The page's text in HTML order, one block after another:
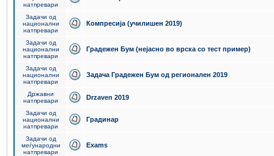
натпревари
Задачи од
национални
натпревари
Компресија (училишен 2019)
Задачи од
национални
натпревари
Градежен Бум (нејасно во врска со тест пример)
Задачи од
национални
натпревари
Задача Градежен Бум од регионален 2019
Државни
натпревари
Drzaven 2019
Задачи од
национални
натпревари
Градинар
Задачи од
меѓународни
натпревари
Exams